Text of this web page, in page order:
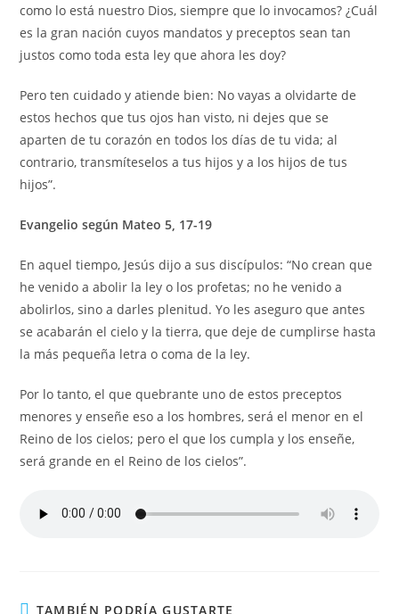
como lo está nuestro Dios, siempre que lo invocamos? ¿Cuál
es la gran nación cuyos mandatos y preceptos sean tan
justos como toda esta ley que ahora les doy?
Pero ten cuidado y atiende bien: No vayas a olvidarte de
estos hechos que tus ojos han visto, ni dejes que se
aparten de tu corazón en todos los días de tu vida; al
contrario, transmíteselos a tus hijos y a los hijos de tus
hijos”.
Evangelio según Mateo 5, 17-19
En aquel tiempo, Jesús dijo a sus discípulos: “No crean que
he venido a abolir la ley o los profetas; no he venido a
abolirlos, sino a darles plenitud. Yo les aseguro que antes
se acabarán el cielo y la tierra, que deje de cumplirse hasta
la más pequeña letra o coma de la ley.
Por lo tanto, el que quebrante uno de estos preceptos
menores y enseñe eso a los hombres, será el menor en el
Reino de los cielos; pero el que los cumpla y los enseñe,
será grande en el Reino de los cielos”.
TAMBIÉN PODRÍA GUSTARTE